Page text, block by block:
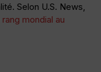
Selon U.S. News,
mondial au